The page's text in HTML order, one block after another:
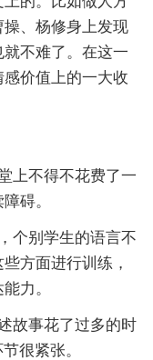
、杨修身上发现
不难了。在这一
价值上的一大收
上不得不花费了一
碍。
个别学生的语言不
方面进行训练，
力。
故事花了过多的时
很紧张。